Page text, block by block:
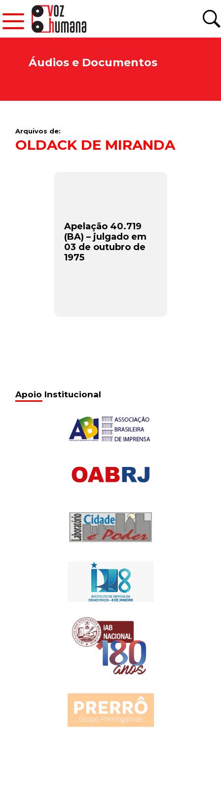
Áudios e Documentos
Arquivos de:
OLDACK DE MIRANDA
Apelação 40.719
(BA) – julgado em
03 de outubro de
1975
Apoio Institucional